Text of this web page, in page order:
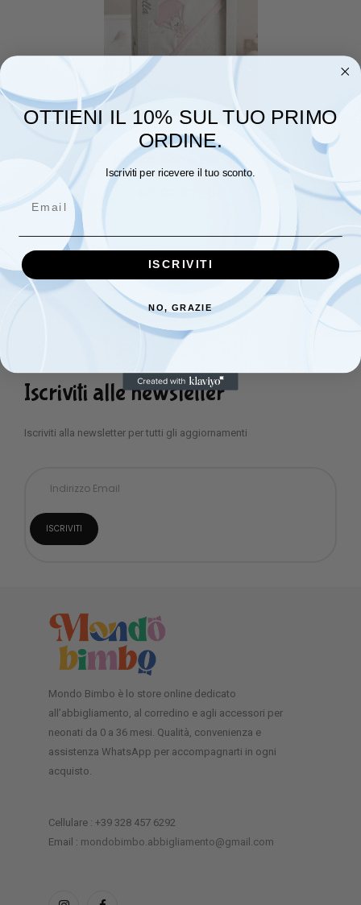
Accappatoio a triangolo
ricamato ORNELLA
Iscriviti alle newsletter
Iscriviti alla newsletter per tutti gli aggiornamenti
Mondo Bimbo è lo store online dedicato
all’abbigliamento, al corredino e agli accessori per
neonati da 0 a 36 mesi. Qualità, convenienza e
assistenza WhatsApp per accompagnarti in ogni
acquisto.
Cellulare : +39 328 457 6292
Email : mondobimbo.abbigliamento@gmail.com
OTTIENI IL 10% SUL TUO PRIMO
ORDINE.
Iscriviti per ricevere il tuo sconto.
ISCRIVITI
NO, GRAZIE